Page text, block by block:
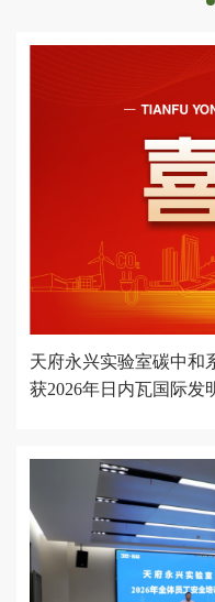
天府永兴实验室碳中和
获2026年日内瓦国际发